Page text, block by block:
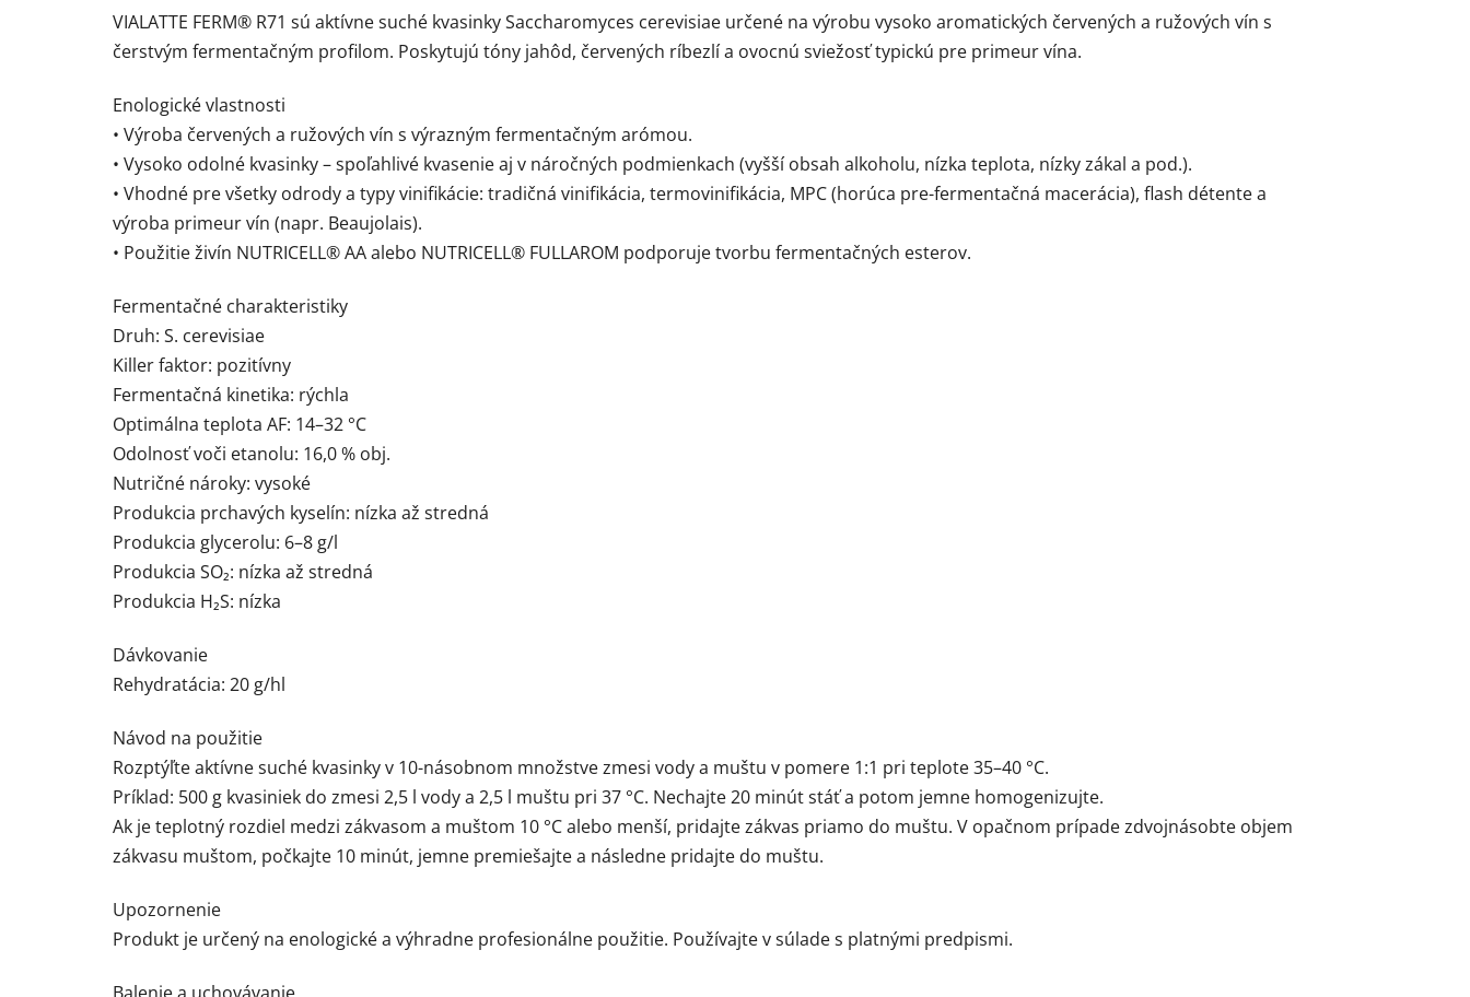
VIALATTE FERM® R71 sú aktívne suché kvasinky Saccharomyces cerevisiae určené na výrobu vysoko aromatických červených a ružových vín s
čerstvým fermentačným profilom. Poskytujú tóny jahôd, červených ríbezlí a ovocnú sviežosť typickú pre primeur vína.
Enologické vlastnosti
• Výroba červených a ružových vín s výrazným fermentačným arómou.
• Vysoko odolné kvasinky – spoľahlivé kvasenie aj v náročných podmienkach (vyšší obsah alkoholu, nízka teplota, nízky zákal a pod.).
• Vhodné pre všetky odrody a typy vinifikácie: tradičná vinifikácia, termovinifikácia, MPC (horúca pre-fermentačná macerácia), flash détente a
výroba primeur vín (napr. Beaujolais).
• Použitie živín NUTRICELL® AA alebo NUTRICELL® FULLAROM podporuje tvorbu fermentačných esterov.
Fermentačné charakteristiky
Druh: S. cerevisiae
Killer faktor: pozitívny
Fermentačná kinetika: rýchla
Optimálna teplota AF: 14–32 °C
Odolnosť voči etanolu: 16,0 % obj.
Nutričné nároky: vysoké
Produkcia prchavých kyselín: nízka až stredná
Produkcia glycerolu: 6–8 g/l
Produkcia SO₂: nízka až stredná
Produkcia H₂S: nízka
Dávkovanie
Rehydratácia: 20 g/hl
Návod na použitie
Rozptýľte aktívne suché kvasinky v 10-násobnom množstve zmesi vody a muštu v pomere 1:1 pri teplote 35–40 °C.
Príklad: 500 g kvasiniek do zmesi 2,5 l vody a 2,5 l muštu pri 37 °C. Nechajte 20 minút stáť a potom jemne homogenizujte.
Ak je teplotný rozdiel medzi zákvasom a muštom 10 °C alebo menší, pridajte zákvas priamo do muštu. V opačnom prípade zdvojnásobte objem
zákvasu muštom, počkajte 10 minút, jemne premiešajte a následne pridajte do muštu.
Upozornenie
Produkt je určený na enologické a výhradne profesionálne použitie. Používajte v súlade s platnými predpismi.